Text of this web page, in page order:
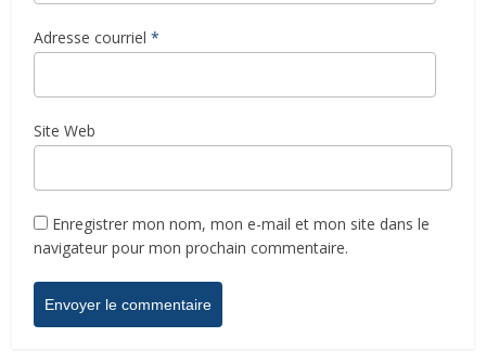
Adresse courriel *
Site Web
Enregistrer mon nom, mon e-mail et mon site dans le
navigateur pour mon prochain commentaire.